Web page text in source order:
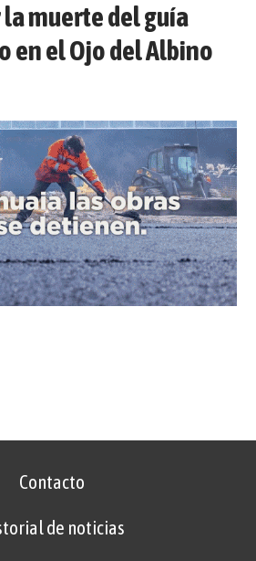
muerte del guía
en el Ojo del Albino
Contacto
de noticias